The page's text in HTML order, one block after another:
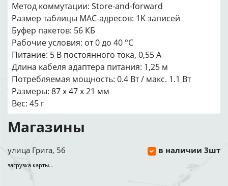
Метод коммутации: Store-and-forward
Размер таблицы MAC-адресов: 1K записей
Буфер пакетов: 56 КБ
Рабочие условия: от 0 до 40 °C
Питание: 5 В постоянного тока, 0,55 А
Длина кабеля адаптера питания: 1,25 м
Потребляемая мощность: 0.4 Вт / макс. 1.1 Вт
Размеры: 87 х 47 х 21 мм
Вес: 45 г
Магазины
улица Грига, 56 в наличии 3шт
загрузка карты...